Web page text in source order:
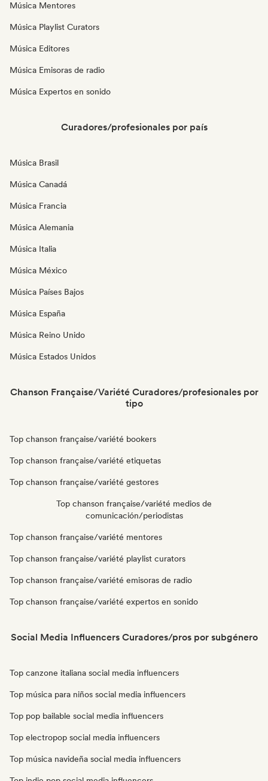
Música Mentores
Música Playlist Curators
Música Editores
Música Emisoras de radio
Música Expertos en sonido
Curadores/profesionales por país
Música Brasil
Música Canadá
Música Francia
Música Alemania
Música Italia
Música México
Música Países Bajos
Música España
Música Reino Unido
Música Estados Unidos
Chanson Française/Variété Curadores/profesionales por
tipo
Top chanson française/variété bookers
Top chanson française/variété etiquetas
Top chanson française/variété gestores
Top chanson française/variété medios de
comunicación/periodistas
Top chanson française/variété mentores
Top chanson française/variété playlist curators
Top chanson française/variété emisoras de radio
Top chanson française/variété expertos en sonido
Social Media Influencers Curadores/pros por subgénero
Top canzone italiana social media influencers
Top música para niños social media influencers
Top pop bailable social media influencers
Top electropop social media influencers
Top música navideña social media influencers